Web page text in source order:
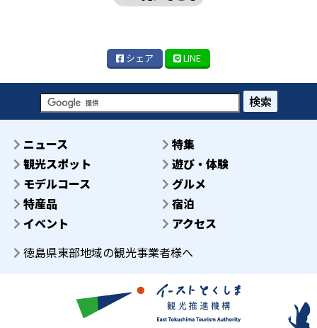
シェア LINE
検索
ニュース
特集
観光スポット
遊び・体験
モデルコース
グルメ
特産品
宿泊
イベント
アクセス
徳島県東部地域の観光事業者様へ